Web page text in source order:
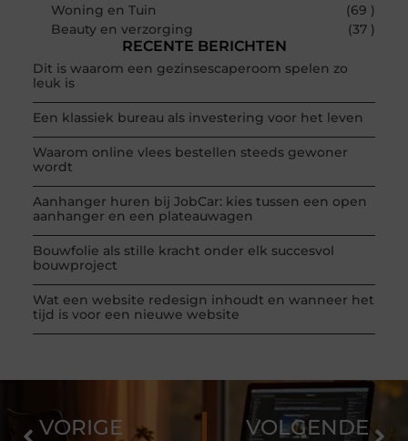
Woning en Tuin
(69 )
Beauty en verzorging
(37 )
RECENTE BERICHTEN
Dit is waarom een gezinsescaperoom spelen zo
leuk is
Een klassiek bureau als investering voor het leven
Waarom online vlees bestellen steeds gewoner
wordt
Aanhanger huren bij JobCar: kies tussen een open
aanhanger en een plateauwagen
Bouwfolie als stille kracht onder elk succesvol
bouwproject
Wat een website redesign inhoudt en wanneer het
tijd is voor een nieuwe website
VORIGE VOLGENDE